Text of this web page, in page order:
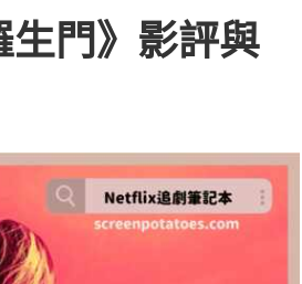
門》影評與